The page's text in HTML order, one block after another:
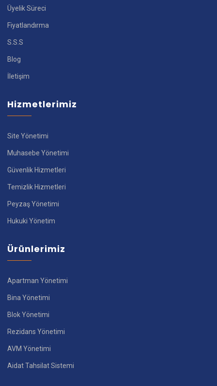
Üyelik Süreci
Fiyatlandırma
S.S.S
Blog
İletişim
Hizmetlerimiz
Site Yönetimi
Muhasebe Yönetimi
Güvenlik Hizmetleri
Temizlik Hizmetleri
Peyzaş Yönetimi
Hukuki Yönetim
Ürünlerimiz
Apartman Yönetimi
Bina Yönetimi
Blok Yönetimi
Rezidans Yönetimi
AVM Yönetimi
Aidat Tahsilat Sistemi